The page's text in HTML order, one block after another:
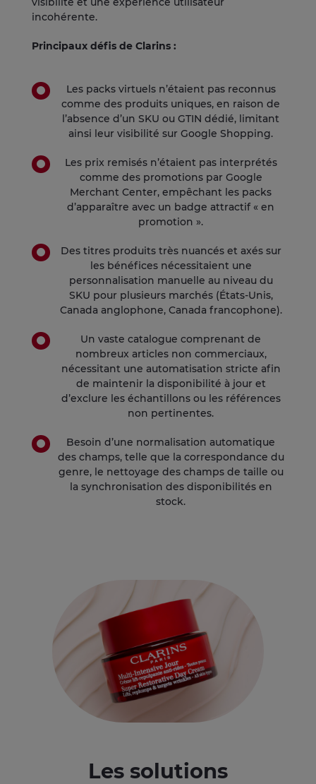
incohérente.
Principaux défis de Clarins :
Les packs virtuels n’étaient pas reconnus
comme des produits uniques, en raison de
l’absence d’un SKU ou GTIN dédié, limitant
ainsi leur visibilité sur Google Shopping.
Les prix remisés n’étaient pas interprétés
comme des promotions par Google
Merchant Center, empêchant les packs
d’apparaître avec un badge attractif « en
promotion ».
Des titres produits très nuancés et axés sur
les bénéfices nécessitaient une
personnalisation manuelle au niveau du
SKU pour plusieurs marchés (États-Unis,
Canada anglophone, Canada francophone).
Un vaste catalogue comprenant de
nombreux articles non commerciaux,
nécessitant une automatisation stricte afin
de maintenir la disponibilité à jour et
d’exclure les échantillons ou les références
non pertinentes.
Besoin d’une normalisation automatique
des champs, telle que la correspondance du
genre, le nettoyage des champs de taille ou
la synchronisation des disponibilités en
stock.
Les solutions